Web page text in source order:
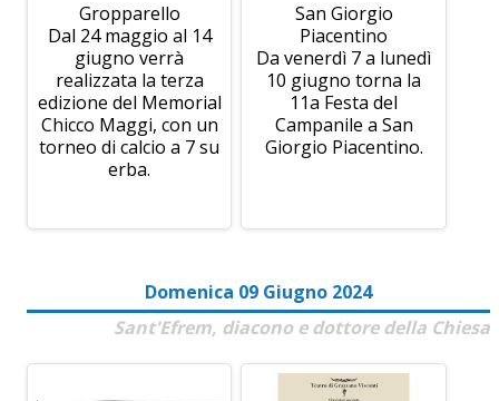
Gropparello
Dal 24 maggio al 14
giugno verrà
realizzata la terza
edizione del Memorial
Chicco Maggi, con un
torneo di calcio a 7 su
erba.
San Giorgio
Piacentino
Da venerdì 7 a lunedì
10 giugno torna la
11a Festa del
Campanile a San
Giorgio Piacentino.
Domenica 09 Giugno 2024
Sant'Efrem, diacono e dottore della Chiesa